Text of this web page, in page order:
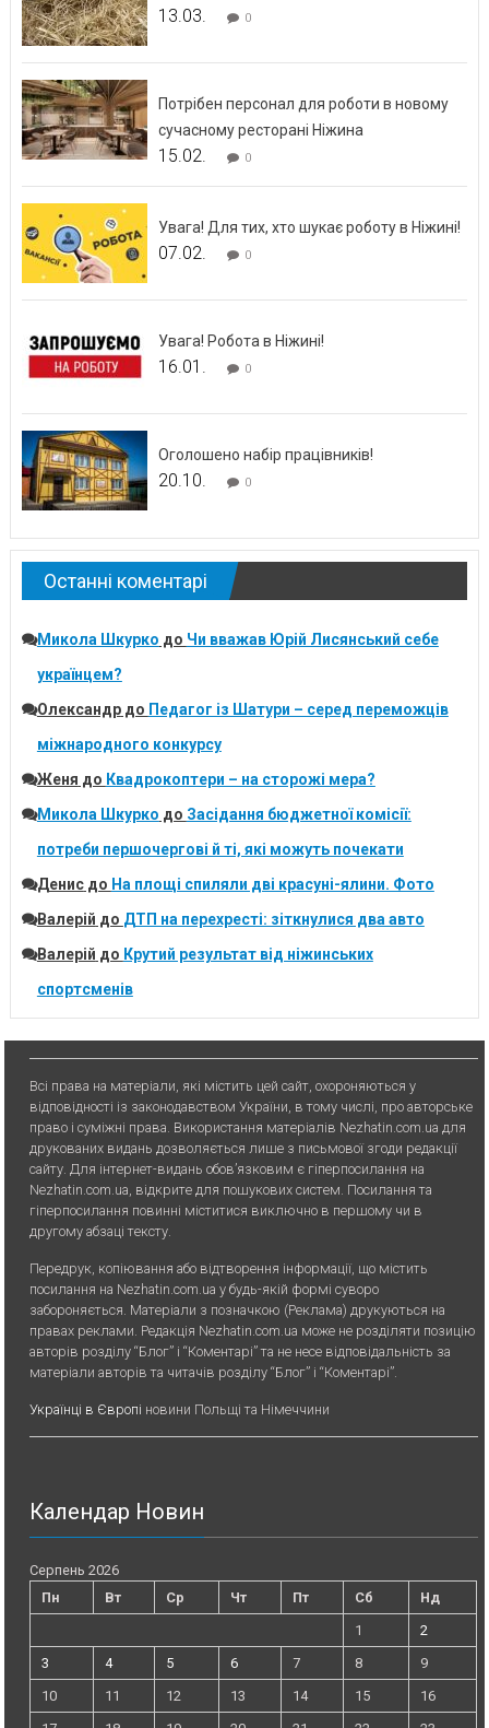
13.03. 0
Потрібен персонал для роботи в новому
сучасному ресторані Ніжина
15.02. 0
Увага! Для тих, хто шукає роботу в Ніжині!
07.02. 0
Увага! Робота в Ніжині!
16.01. 0
Оголошено набір працівників!
20.10. 0
Останні коментарі
Микола Шкурко до Чи вважав Юрій Лисянський себе
українцем?
Олександрдо Педагог із Шатури – серед переможців
міжнародного конкурсу
Женя до Квадрокоптери – на сторожі мера?
Микола Шкурко до Засідання бюджетної комісії:
потреби першочергові й ті, які можуть почекати
Денисдо На площі спиляли дві красуні-ялини. Фото
Валерій до ДТП на перехресті: зіткнулися два авто
Валерій до Крутий результат від ніжинських
спортсменів
Всі права на матеріали, які містить цей сайт, охороняються у
відповідності із законодавством України, в тому числі, про авторське
право і суміжні права. Використання матерiалiв Nezhatin.com.ua для
друкованих видань дозволяється лише з письмової згоди редакції
сайту. Для iнтернет-видань обов’язковим є гiперпосилання на
Nezhatin.com.ua, відкрите для пошукових систем. Посилання та
гіперпосилання повинні міститися виключно в першому чи в
другому абзаці тексту.
Передрук, копiювання або вiдтворення iнформацiї, що мiстить
посилання на Nezhatin.com.ua у будь-якiй формi суворо
забороняється. Матеріали з позначкою (Реклама) друкуються на
правах реклами. Редакція Nezhatin.com.ua може не розділяти позицію
авторів розділу “Блог” і “Коментарі” та не несе відповідальність за
матеріали авторів та читачів розділу “Блог” і “Коментарі”.
Українці в Європі новини Польщі та Німеччини
Календар Новин
Серпень 2026
Пн
Вт Ср Чт Пт Сб
Нд
1
2
3
4 5 6 7 8
9
10
11 12 13 14 15
16